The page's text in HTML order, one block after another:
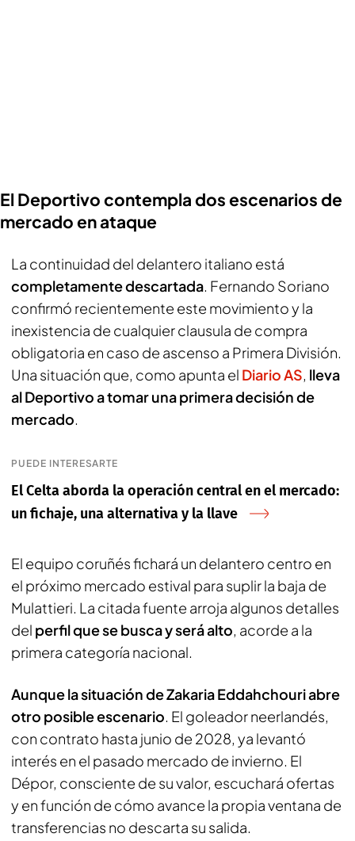
El Deportivo contempla dos escenarios de
mercado en ataque
La continuidad del delantero italiano está
completamente descartada. Fernando Soriano
confirmó recientemente este movimiento y la
inexistencia de cualquier clausula de compra
obligatoria en caso de ascenso a Primera División.
Una situación que, como apunta el Diario AS, lleva
al Deportivo a tomar una primera decisión de
mercado.
PUEDE INTERESARTE
El Celta aborda la operación central en el mercado:
un fichaje, una alternativa y la llave
El equipo coruñés fichará un delantero centro en
el próximo mercado estival para suplir la baja de
Mulattieri. La citada fuente arroja algunos detalles
del perfil que se busca y será alto, acorde a la
primera categoría nacional.
Aunque la situación de Zakaria Eddahchouri abre
otro posible escenario. El goleador neerlandés,
con contrato hasta junio de 2028, ya levantó
interés en el pasado mercado de invierno. El
Dépor, consciente de su valor, escuchará ofertas
y en función de cómo avance la propia ventana de
transferencias no descarta su salida.